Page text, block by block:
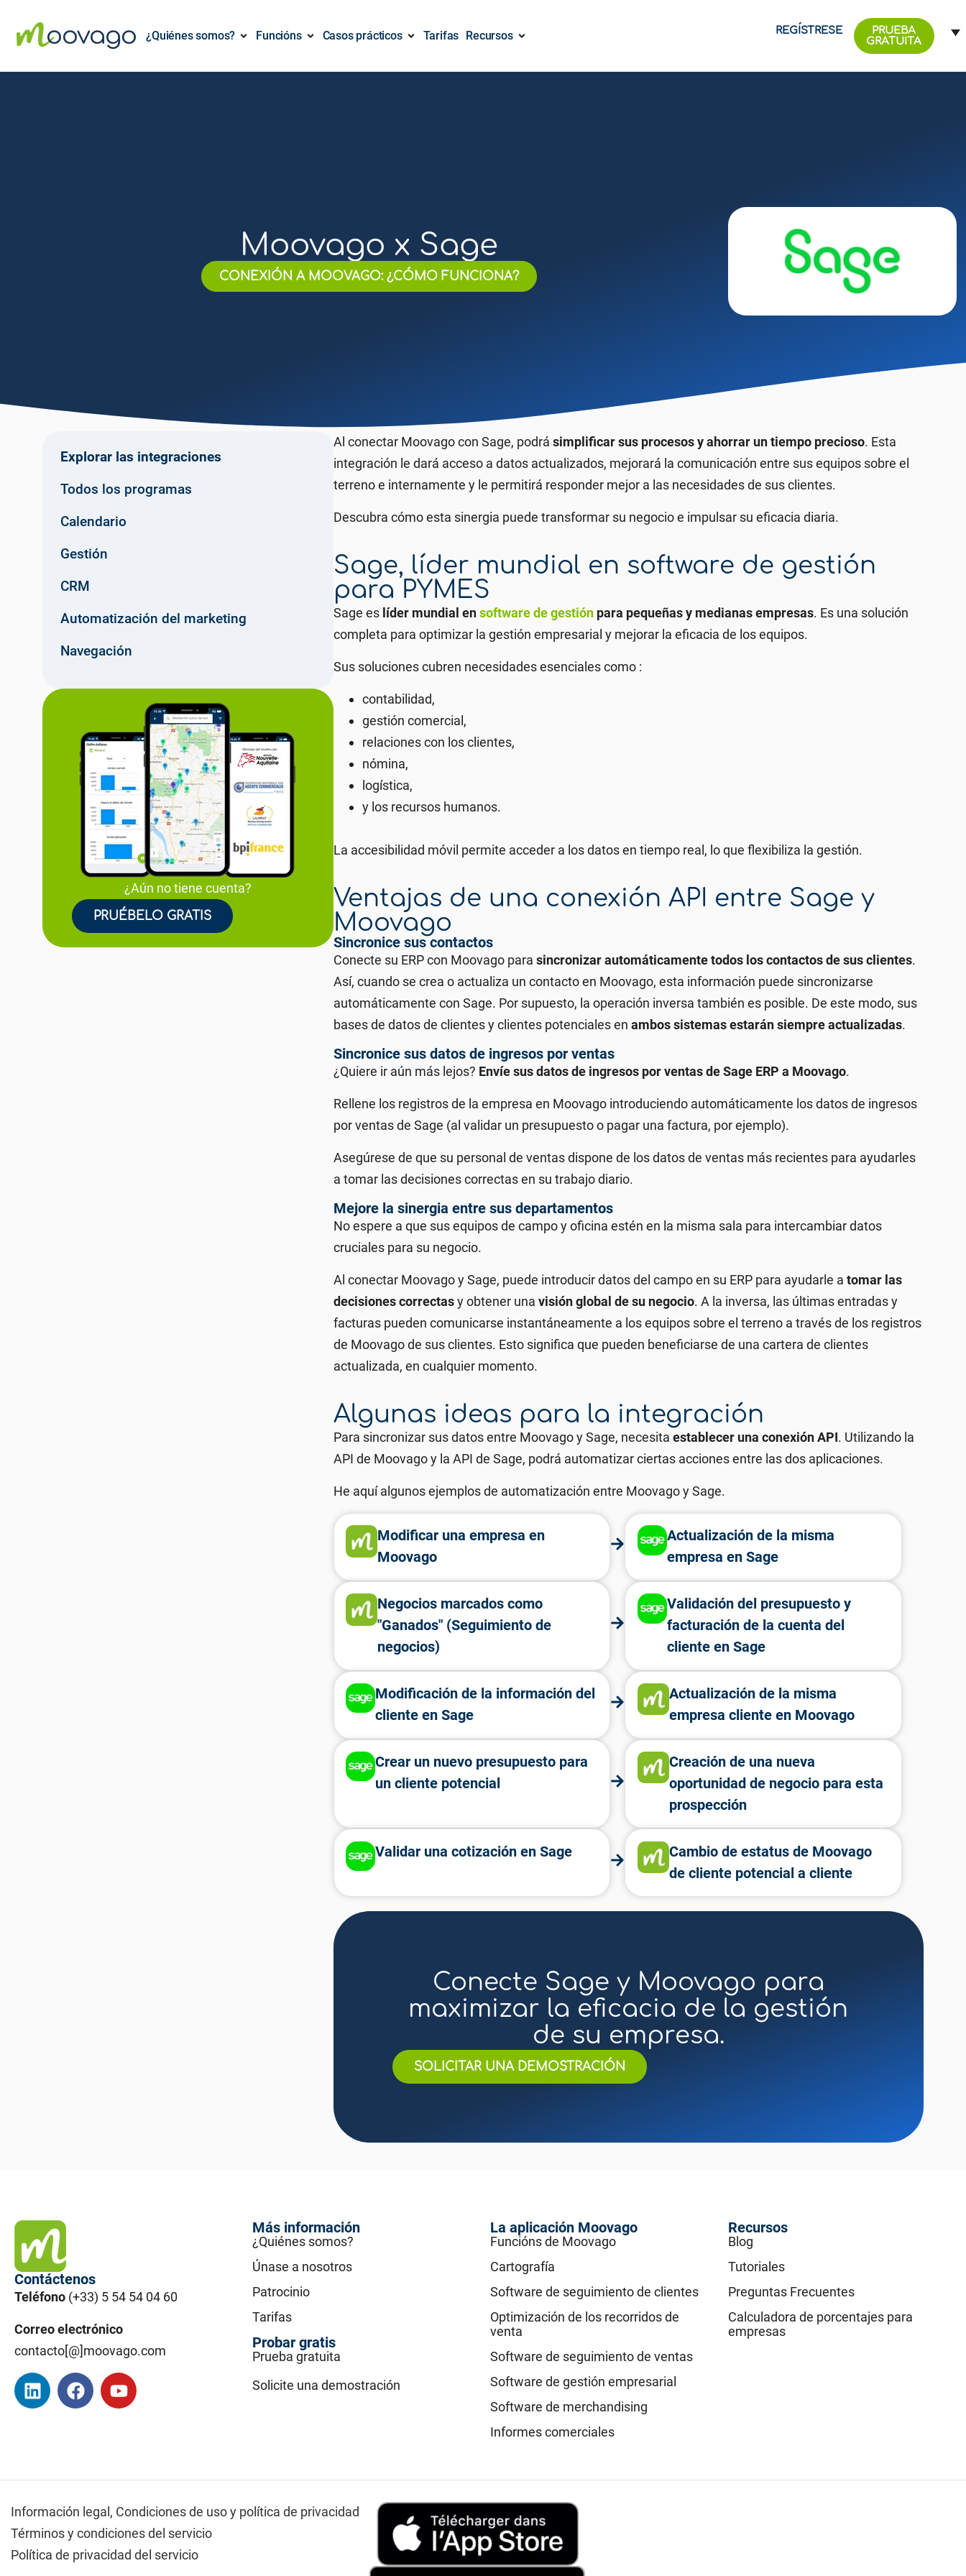
¿Quiénes somos? Funcións Casos prácticos Tarifas Recursos REGÍSTRESE
PRUEBA
GRATUITA
Moovago x Sage
CONEXIÓN A MOOVAGO: ¿CÓMO FUNCIONA?
Explorar las integraciones
Todos los programas
Calendario
Gestión
CRM
Automatización del marketing
Navegación
¿Aún no tiene cuenta?
PRUÉBELO GRATIS
Al conectar Moovago con Sage, podrá simplificar sus procesos y ahorrar un tiempo precioso. Esta
integración le dará acceso a datos actualizados, mejorará la comunicación entre sus equipos sobre el
terreno e internamente y le permitirá responder mejor a las necesidades de sus clientes.
Descubra cómo esta sinergia puede transformar su negocio e impulsar su eficacia diaria.
Sage, líder mundial en software de gestión
para PYMES
Sage es líder mundial ensoftware de gestiónpara pequeñas y medianas empresas. Es una solución
completa para optimizar la gestión empresarial y mejorar la eficacia de los equipos.
Sus soluciones cubren necesidades esenciales como :
contabilidad,
gestión comercial,
relaciones con los clientes,
nómina,
logística,
y los recursos humanos.
La accesibilidad móvil permite acceder a los datos en tiempo real, lo que flexibiliza la gestión.
Ventajas de una conexión API entre Sage y
Moovago
Sincronice sus contactos
Conecte su ERP con Moovago para sincronizar automáticamente todos los contactos de sus clientes.
Así, cuando se crea o actualiza un contacto en Moovago, esta información puede sincronizarse
automáticamente con Sage. Por supuesto, la operación inversa también es posible. De este modo, sus
bases de datos de clientes y clientes potenciales en ambos sistemas estarán siempre actualizadas.
Sincronice sus datos de ingresos por ventas
¿Quiere ir aún más lejos? Envíe sus datos de ingresos por ventas de Sage ERP a Moovago.
Rellene los registros de la empresa en Moovago introduciendo automáticamente los datos de ingresos
por ventas de Sage (al validar un presupuesto o pagar una factura, por ejemplo).
Asegúrese de que su personal de ventas dispone de los datos de ventas más recientes para ayudarles
a tomar las decisiones correctas en su trabajo diario.
Mejore la sinergia entre sus departamentos
No espere a que sus equipos de campo y oficina estén en la misma sala para intercambiar datos
cruciales para su negocio.
Al conectar Moovago y Sage, puede introducir datos del campo en su ERP para ayudarle a tomar las
decisiones correctasy obtener una visión global de su negocio. A la inversa, las últimas entradas y
facturas pueden comunicarse instantáneamente a los equipos sobre el terreno a través de los registros
de Moovago de sus clientes. Esto significa que pueden beneficiarse de una cartera de clientes
actualizada, en cualquier momento.
Algunas ideas para la integración
Para sincronizar sus datos entre Moovago y Sage, necesita establecer una conexión API. Utilizando la
API de Moovago y la API de Sage, podrá automatizar ciertas acciones entre las dos aplicaciones.
He aquí algunos ejemplos de automatización entre Moovago y Sage.
Modificar una empresa en
Moovago
Actualización de la misma
empresa en Sage
Negocios marcados como
"Ganados" (Seguimiento de
negocios)
Validación del presupuesto y
facturación de la cuenta del
cliente en Sage
Modificación de la información del
cliente en Sage
Actualización de la misma
empresa cliente en Moovago
Crear un nuevo presupuesto para
un cliente potencial
Creación de una nueva
oportunidad de negocio para esta
prospección
Validar una cotización en Sage
Cambio de estatus de Moovago
de cliente potencial a cliente
Conecte Sage y Moovago para
maximizar la eficacia de la gestión
de su empresa.
SOLICITAR UNA DEMOSTRACIÓN
Contáctenos
Teléfono (+33) 5 54 54 04 60
Correo electrónico
contacto[@]moovago.com
Más información
¿Quiénes somos?
Únase a nosotros
Patrocinio
Tarifas
Probar gratis
Prueba gratuita
Solicite una demostración
La aplicación Moovago
Funcións de Moovago
Cartografía
Software de seguimiento de clientes
Optimización de los recorridos de
venta
Software de seguimiento de ventas
Software de gestión empresarial
Software de merchandising
Informes comerciales
Recursos
Blog
Tutoriales
Preguntas Frecuentes
Calculadora de porcentajes para
empresas
Información legal, Condiciones de uso y política de privacidad
Términos y condiciones del servicio
Política de privacidad del servicio